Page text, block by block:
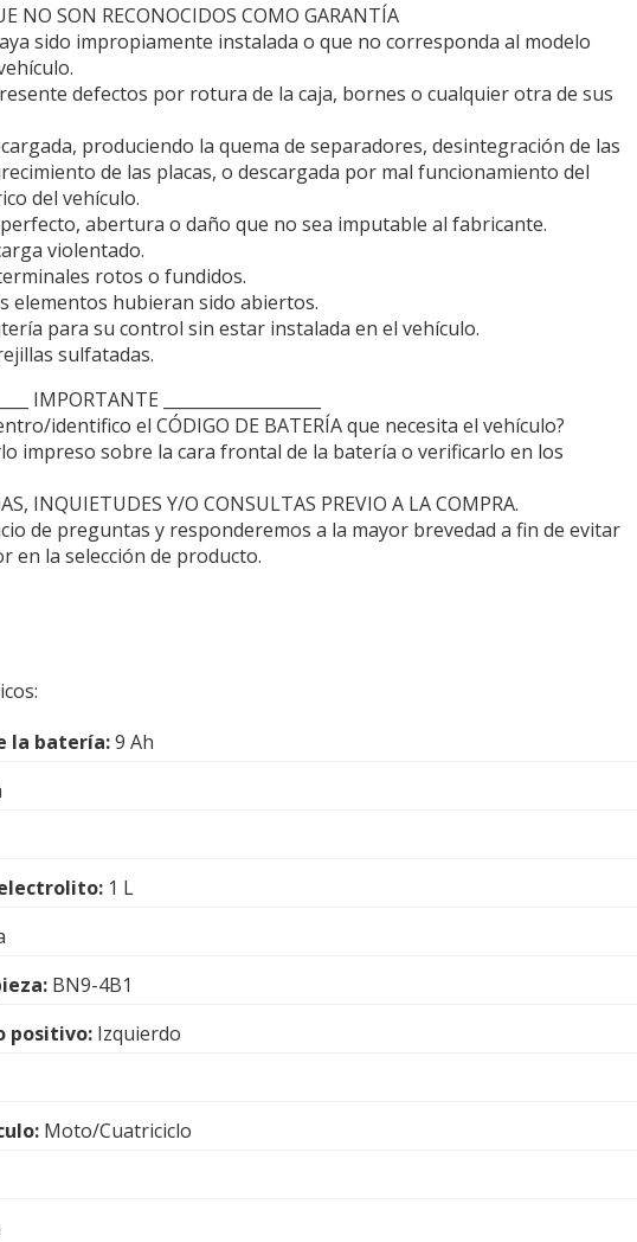
NO SON RECONOCIDOS COMO GARANTÍA
sido impropiamente instalada o que no corresponda al modelo
defectos por rotura de la caja, bornes o cualquier otra de sus
produciendo la quema de separadores, desintegración de las
de las placas, o descargada por mal funcionamiento del
del vehículo.
abertura o daño que no sea imputable al fabricante.
violentado.
rotos o fundidos.
elementos hubieran sido abiertos.
para su control sin estar instalada en el vehículo.
sulfatadas.
IMPORTANTE ___________________
identifico el CÓDIGO DE BATERÍA que necesita el vehículo?
impreso sobre la cara frontal de la batería o verificarlo en los
INQUIETUDES Y/O CONSULTAS PREVIO A LA COMPRA.
de preguntas y responderemos a la mayor brevedad a fin de evitar
en la selección de producto.
la batería:9 Ah
1 L
BN9-4B1
positivo: Izquierdo
Moto/Cuatriciclo